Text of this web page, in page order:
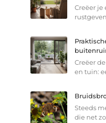
Creëer je
Creëer
en tuin:
Steeds
die net